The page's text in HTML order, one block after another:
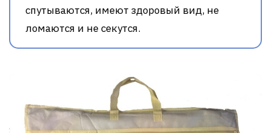
спутываются, имеют здоровый вид, не
ломаются и не секутся.